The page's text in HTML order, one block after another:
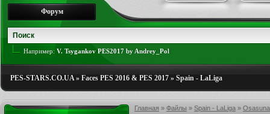
Форум
Например: V. Tsygankov PES2017 by Andrey_Pol
PES-STARS.CO.UA» Faces PES 2016 & PES 2017 » Spain - LaLiga
Главная » Файлы » Spain - LaLiga » Osasuna